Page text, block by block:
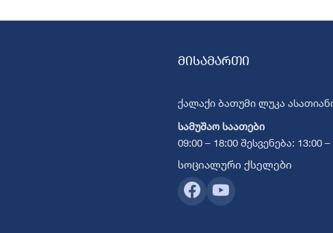
მისამართი
ქალაქი ბათუმი ლუკა
სამუშაო საათები
09:00 – 18:00 შესვენება: 13:00 –
სოციალური ქსელები